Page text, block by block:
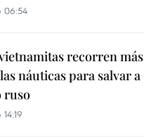
recorren más
náuticas para salvar a
ruso